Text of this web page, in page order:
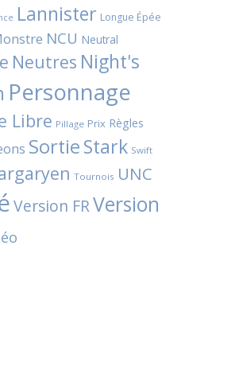
Lannister Longue Épée
NCU Neutral
Neutres Night's
Personnage
Libre Pillage Prix Règles
SortieStark Swift
Tournois UNC
Version FRVersion